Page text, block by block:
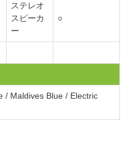
ステレオ
スピーカ
ー
○
/ Maldives Blue / Electric